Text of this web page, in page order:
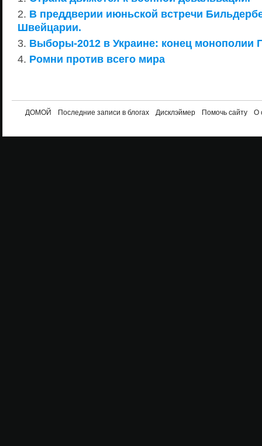
В преддверии июньской встречи
Швейцарии.
Выборы-2012 в Украине: конец монополии
Ромни против всего мира
ДОМОЙ Последние записи в блогах Дисклэймер Помочь сайту О